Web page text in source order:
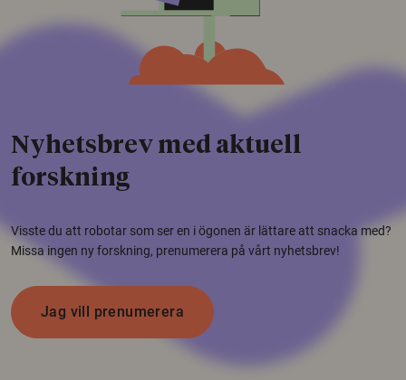
Nyhetsbrev med aktuell
forskning
Visste du att robotar som ser en i ögonen är lättare att snacka med?
Missa ingen ny forskning, prenumerera på vårt nyhetsbrev!
Jag vill prenumerera